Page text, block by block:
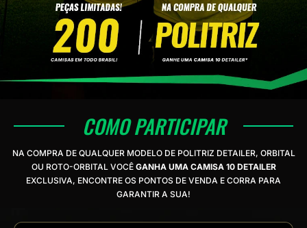
AUTOMOTIVO
MODULARES
COMO PARTICIPAR
NA COMPRA DE QUALQUER MODELO DE POLITRIZ DETAILER, ORBITAL
OU ROTO-ORBITAL VOCÊ GANHA UMA CAMISA 10 DETAILER
EXCLUSIVA, ENCONTRE OS PONTOS DE VENDA E CORRA PARA
GARANTIR A SUA!